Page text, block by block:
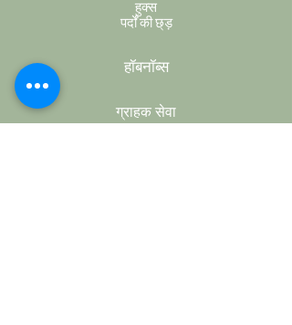
हुक्स
पर्दों की छ्ड़
हॉबनॉब्स
ग्राहक सेवा